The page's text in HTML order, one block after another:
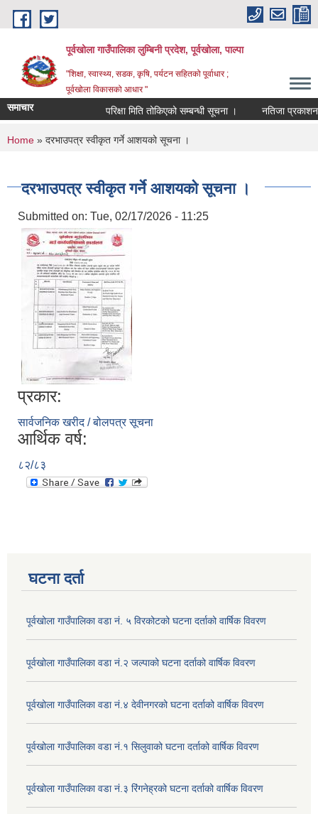
Skip to main content
पूर्वखोला गाउँपालिका लुम्बिनी प्रदेश, पूर्वखोला, पाल्पा
"शिक्षा, स्वास्थ्य, सडक, कृषि, पर्यटन सहितको पूर्वाधार ;
पूर्वखोला विकासको आधार "
समाचार परिक्षा मिति तोकिएको सम्बन्धी सूचना । नतिजा प्रकाशन
You are here
Home » दरभाउपत्र स्वीकृत गर्ने आशयको सूचना ।
दरभाउपत्र स्वीकृत गर्ने आशयको सूचना ।
Submitted on: Tue, 02/17/2026 - 11:25
प्रकार:
सार्वजनिक खरीद / बोलपत्र सूचना
आर्थिक वर्ष:
८२/८३
घटना दर्ता
पूर्वखोला गाउँपालिका वडा नं. ५ विरकोटको घटना दर्ताको वार्षिक विवरण
पूर्वखोला गाउँपालिका वडा नं.२ जल्पाको घटना दर्ताको वार्षिक विवरण
पूर्वखोला गाउँपालिका वडा नं.४ देवीनगरको घटना दर्ताको वार्षिक विवरण
पूर्वखोला गाउँपालिका वडा नं.१ सिलुवाको घटना दर्ताको वार्षिक विवरण
पूर्वखोला गाउँपालिका वडा नं.३ रिंगनेह्रको घटना दर्ताको वार्षिक विवरण